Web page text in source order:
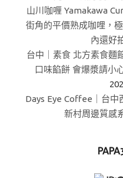
山川咖喱 Yamakawa
街角的平價熟成咖哩，
內還好
台中｜素食 北方素食麵
口味餡餅 會爆漿請小
Days Eye Coffee｜台中
新村周邊質感